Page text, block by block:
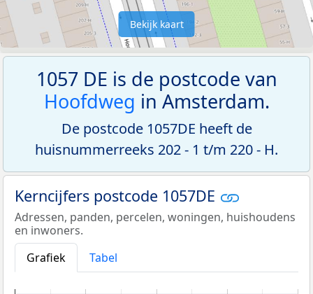
Bekijk kaart
1057 DE is de postcode van
Hoofdweg in Amsterdam.
De postcode 1057DE heeft de
huisnummerreeks 202 - 1 t/m 220 - H.
Kerncijfers postcode 1057DE
Adressen, panden, percelen, woningen, huishoudens
en inwoners.
Grafiek
Tabel